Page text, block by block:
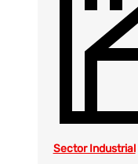
Sector Industrial